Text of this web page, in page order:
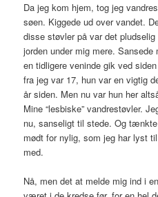
Da jeg kom hjem, tog jeg
søen. Kiggede ud over vandet.
disse støvler på var det
jorden under mig mere.
en tidligere veninde gik ved
fra jeg var 17, hun var en vigtig
år siden. Men nu var hun her
Mine “lesbiske” vandrestøvler.
nu, sanseligt til stede. Og
mødt for nylig, som jeg har lyst
med.
Nå, men det at melde mig ind i